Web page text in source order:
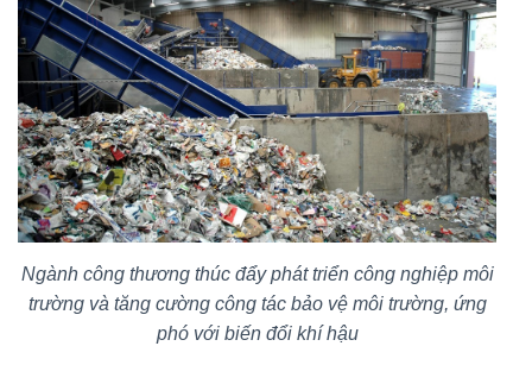
Ngành công thương thúc đẩy phát triển công nghiệp môi
trường và tăng cường công tác bảo vệ môi trường, ứng
phó với biến đổi khí hậu